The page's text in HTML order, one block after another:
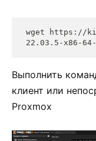
wget https://
22.03.5-x86-
Выполнить
клиент или
Proxmox